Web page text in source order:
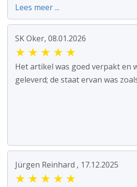
Lees meer ...
SK Oker, 08.01.2026
★ ★ ★ ★ ★
Het artikel was goed verpakt en
geleverd; de staat ervan was
Jürgen Reinhard , 17.12.2025
★ ★ ★ ★ ★